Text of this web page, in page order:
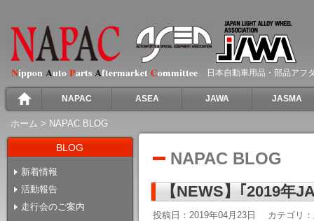
日本自動車用品・部品アフ
NAPAC ASEA JAWA JASMA
ホーム > NAPAC BLOG
BLOG
新着情報
活動報告
走行会のご案内
NAPAC BLOG
【NEWS】｢2019年
投稿日：2019年04月23日 カテゴリ：